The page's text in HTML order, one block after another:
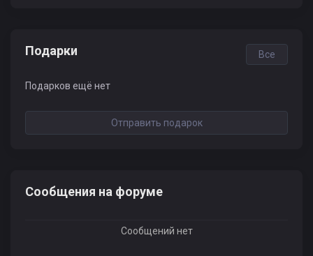
Подарки Все
Подарков ещё нет
Отправить подарок
Сообщения на форуме
Сообщений нет